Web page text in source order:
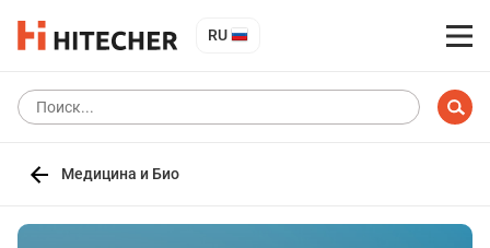
RU
Медицина и Био